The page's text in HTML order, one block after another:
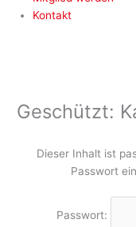
Kontakt
Geschützt:
Dieser Inhalt ist
Passwort
Passwort: